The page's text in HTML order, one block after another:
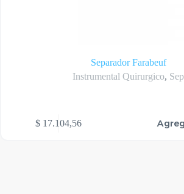
Separador Farabeuf
Instrumental Quirurgico,
$ 17.104,56